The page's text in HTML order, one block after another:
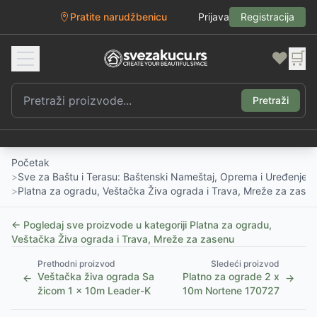
Pratite narudžbenicu Prijava Registracija
❤️ 🛒
Pretraži
Početak
>Sve za Baštu i Terasu: Baštenski Nameštaj, Oprema i Uređenje
>Platna za ogradu, Veštačka Živa ograda i Trava, Mreže za
← Pogledaj sve proizvode u kategoriji Platna za ogradu,
Veštačka Živa ograda i Trava, Mreže za zasenu
←
Prethodni proizvod
Veštačka živa ograda Sa
žicom 1 x 10m Leader-K
Sledeći proizvod
Platno za ograde 2 x
10m Nortene 170727
→